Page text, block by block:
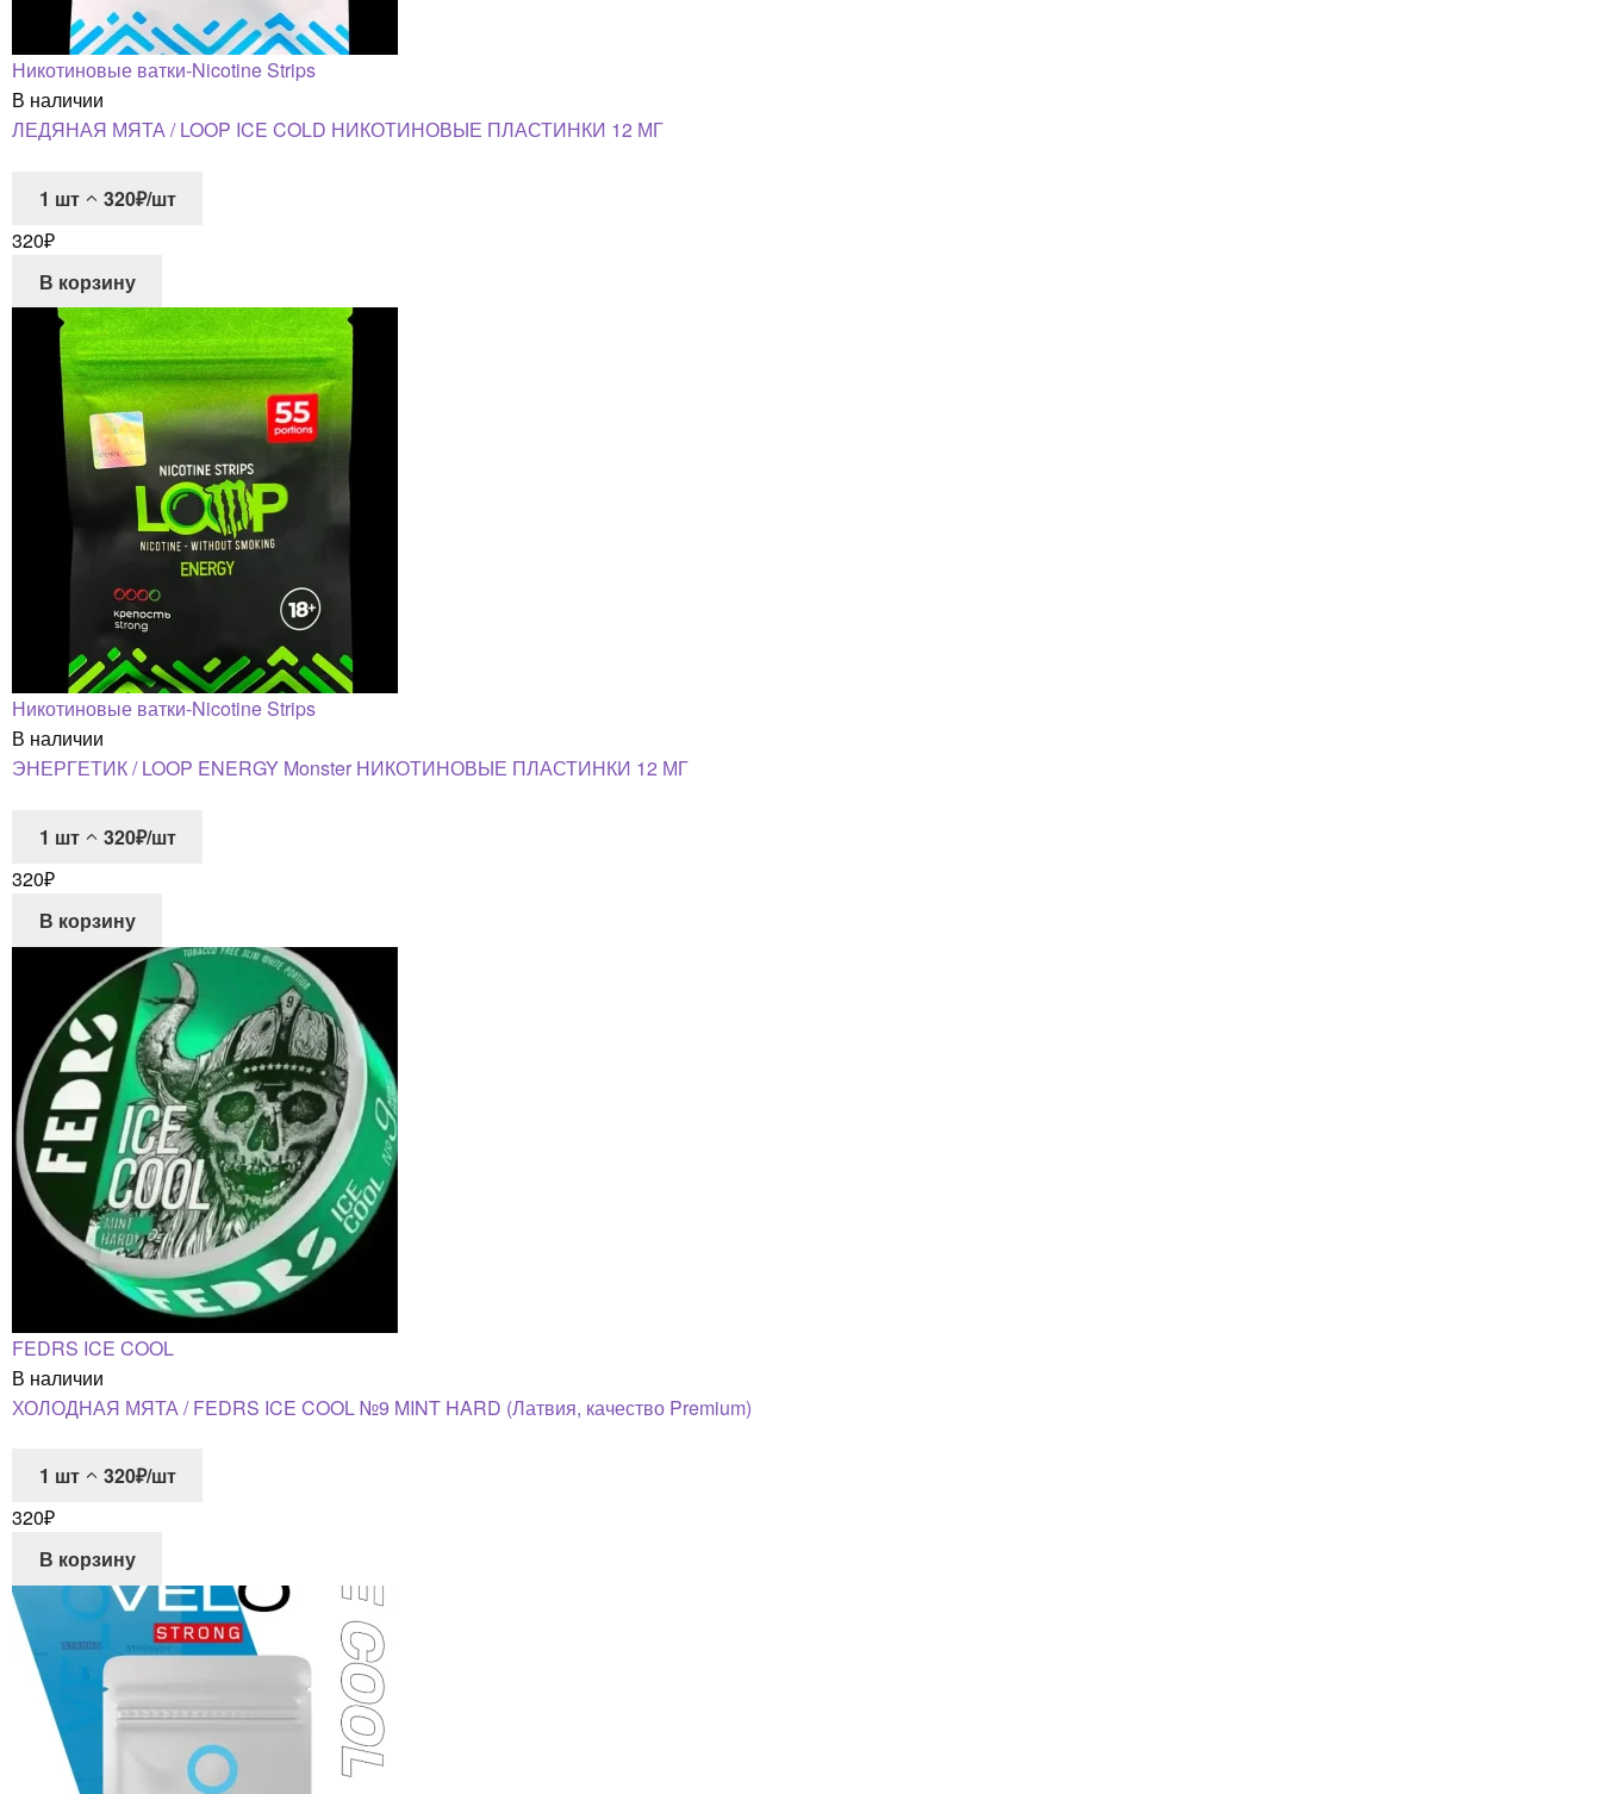
Никотиновые ватки-Nicotine Strips
В наличии
ЛЕДЯНАЯ МЯТА / LOOP ICE COLD НИКОТИНОВЫЕ ПЛАСТИНКИ 12 МГ
1 шт
320₽/шт
320₽
В корзину
Никотиновые ватки-Nicotine Strips
В наличии
ЭНЕРГЕТИК / LOOP ENERGY Monster НИКОТИНОВЫЕ ПЛАСТИНКИ 12 МГ
1 шт
320₽/шт
320₽
В корзину
FEDRS ICE COOL
В наличии
ХОЛОДНАЯ МЯТА / FEDRS ICE COOL №9 MINT HARD (Латвия, качество Premium)
1 шт
320₽/шт
320₽
В корзину